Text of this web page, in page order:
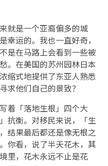
就是一个亚裔偏多的城
幸运的。我也一直好奇，
是在马路上会看到一些被
。在美国的苏州园林日本
缩式地提供了东亚人熟悉
求他们自己的景致？
着「落地生根」四个大
抗衡。对移民来说，「生
结果最后都还是像无根之
你看，说了半天花木，其
里，花木永远不止是花